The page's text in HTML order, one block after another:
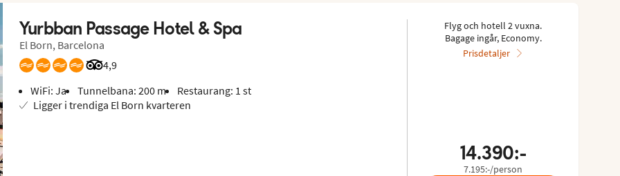
Yurbban Passage Hotel & Spa
El Born, Barcelona
4,9
Betyg från Tripadvisor: 4.9 of 5
WiFi: Ja
Tunnelbana: 200 m
Restaurang: 1 st
Ligger i trendiga El Born kvarteren
Flyg och hotell 2 vuxna.
Bagage ingår, Economy.
Prisdetaljer
14.390:-
7.195:-/person